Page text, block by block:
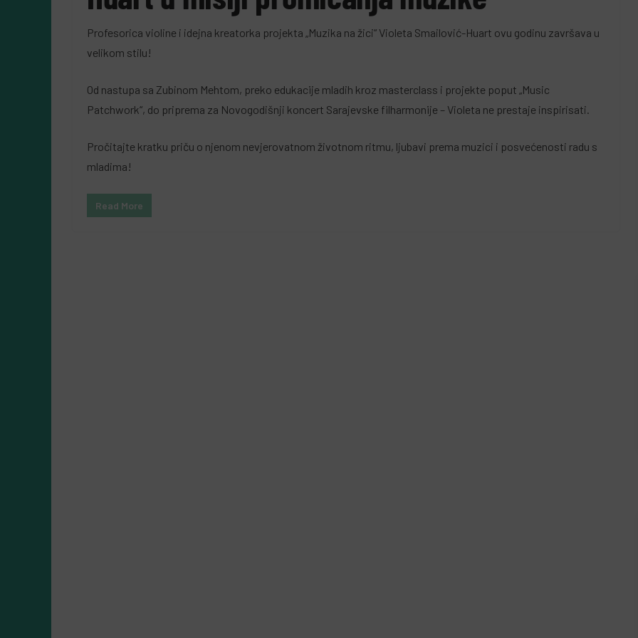
Profesorica violine i idejna kreatorka projekta „Muzika na žici“ Violeta Smailović-Huart ovu godinu završava u
velikom stilu!
Od nastupa sa Zubinom Mehtom, preko edukacije mladih kroz masterclass i projekte poput „Music
Patchwork“, do priprema za Novogodišnji koncert Sarajevske filharmonije – Violeta ne prestaje inspirisati.
Pročitajte kratku priču o njenom nevjerovatnom životnom ritmu, ljubavi prema muzici i posvećenosti radu s
mladima!
Read More